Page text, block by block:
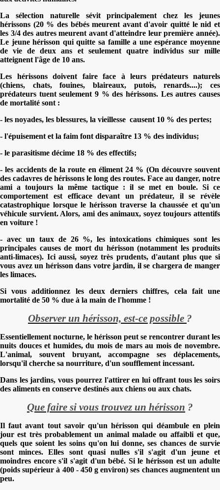
La sélection naturelle sévit principalement chez les jeunes
hérissons (20 % des bébés meurent avant d'avoir quitté le nid et
les 3/4 des autres meurent avant d'atteindre leur première année).
Le jeune hérisson qui quitte sa famille a une espérance moyenne
de vie de deux ans et seulement quatre individus sur mille
atteignent l'âge de 10 ans.
Les hérissons doivent faire face à leurs prédateurs naturels
(chiens, chats, fouines, blaireaux, putois, renards....); ces
prédateurs tuent seulement 9 % des hérissons. Les autres causes
de mortalité sont :
- les noyades, les blessures, la vieillesse causent 10 % des pertes;
- l'épuisement et la faim font disparaître 13 % des individus;
- le parasitisme décime 18 % des effectifs;
- les accidents de la route en éliment 24 % (On découvre souvent
des cadavres de hérissons le long des routes. Face au danger, notre
ami a toujours la même tactique : il se met en boule. Si ce
comportement est efficace devant un prédateur, il se révèle
catastrophique lorsque le hérisson traverse la chaussée et qu'un
véhicule survient. Alors, ami des animaux, soyez toujours attentifs
en voiture !
- avec un taux de 26 %, les intoxications chimiques sont les
principales causes de mort du hérisson (notamment les produits
anti-limaces). Ici aussi, soyez très prudents, d'autant plus que si
vous avez un hérisson dans votre jardin, il se chargera de manger
les limaces.
Si vous additionnez les deux derniers chiffres, cela fait une
mortalité de 50 % due à la main de l'homme !
Observer un hérisson, est-ce possible ?
Essentiellement nocturne, le hérisson peut se rencontrer durant les
nuits douces et humides, du mois de mars au mois de novembre.
L'animal, souvent bruyant, accompagne ses déplacements,
lorsqu'il cherche sa nourriture, d'un soufflement incessant.
Dans les jardins, vous pourrez l'attirer en lui offrant tous les soirs
des aliments en conserve destinés aux chiens ou aux chats.
Que faire si vous trouvez un hérisson ?
Il faut avant tout savoir qu'un hérisson qui déambule en plein
jour est très probablement un animal malade ou affaibli et que,
quels que soient les soins qu'on lui donne, ses chances de survie
sont minces. Elles sont quasi nulles s'il s'agit d'un jeune et
moindres encore s'il s'agit d'un bébé. Si le hérisson est un adulte
(poids supérieur à 400 - 450 g environ) ses chances augmentent un
peu.